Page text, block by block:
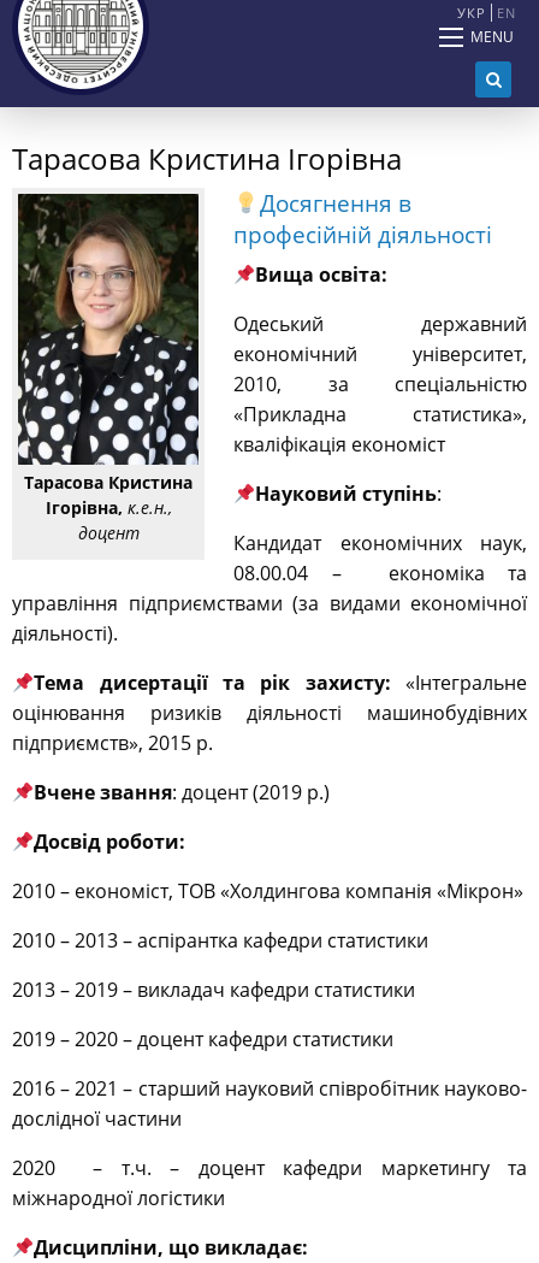
УКР EN
MENU
Тарасова Кристина Ігорівна
Тарасова Кристина
Ігорівна, к.е.н.,
доцент
Досягнення в
професійній діяльності
Вища освіта:
Одеський державний
економічний університет,
2010, за спеціальністю
«Прикладна статистика»,
кваліфікація економіст
Науковий ступінь:
Кандидат економічних наук,
08.00.04 – економіка та
управління підприємствами (за видами економічної
діяльності).
Тема дисертації та рік захисту: «Інтегральне
оцінювання ризиків діяльності машинобудівних
підприємств», 2015 р.
Вчене звання: доцент (2019 р.)
Досвід роботи:
2010 – економіст, ТОВ «Холдингова компанія «Мікрон»
2010 – 2013 – аспірантка кафедри статистики
2013 – 2019 – викладач кафедри статистики
2019 – 2020 – доцент кафедри статистики
2016 – 2021 – старший науковий співробітник науково-
дослідної частини
2020 – т.ч. – доцент кафедри маркетингу та
міжнародної логістики
Дисципліни, що викладає: